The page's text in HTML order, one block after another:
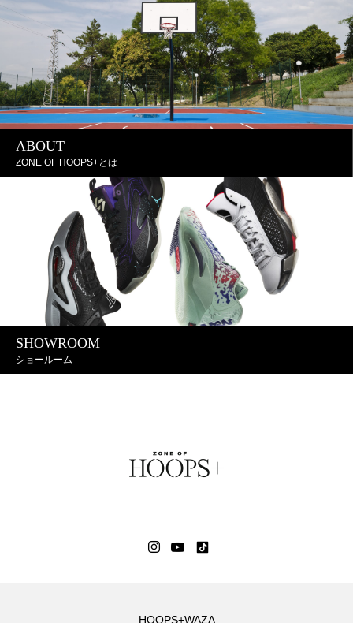
ABOUT
ZONE OF HOOPS+とは
SHOWROOM
ショールーム
HOOPS+WAZA